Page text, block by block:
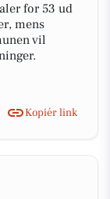
for 53 ud
mens
vil
Kopiér link